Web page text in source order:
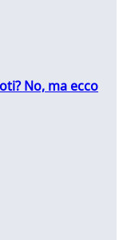
No, ma ecco